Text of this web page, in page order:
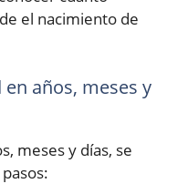
el nacimiento de
años, meses y
meses y días, se